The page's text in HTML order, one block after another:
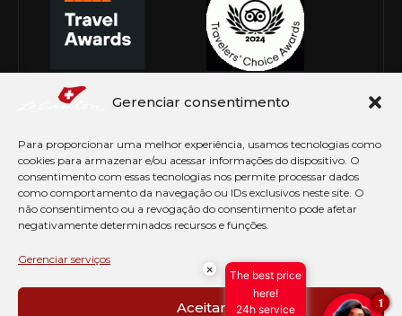
Gerenciar consentimento
Para proporcionar uma melhor experiência, usamos tecnologias como
cookies para armazenar e/ou acessar informações do dispositivo. O
consentimento com essas tecnologias nos permite processar dados
como comportamento da navegação ou IDs exclusivos neste site. O
não consentimento ou a revogação do consentimento pode afetar
negativamente determinados recursos e funções.
Gerenciar serviços
Aceitar
© Copyright 2026 Le Canton. Todos os direitos
PRÉ CHECK-IN
×
The best price
here!
24h service
1